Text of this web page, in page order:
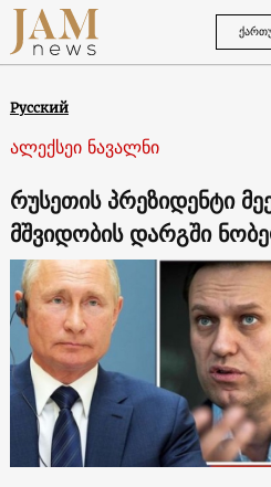
Русский
ალექსეი ნავალნი
რუსეთის პრეზიდენტი
მშვიდობის დარგში